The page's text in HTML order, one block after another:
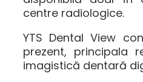
centre radiologice.
YTS Dental View
prezent, principala
imagistică dentară